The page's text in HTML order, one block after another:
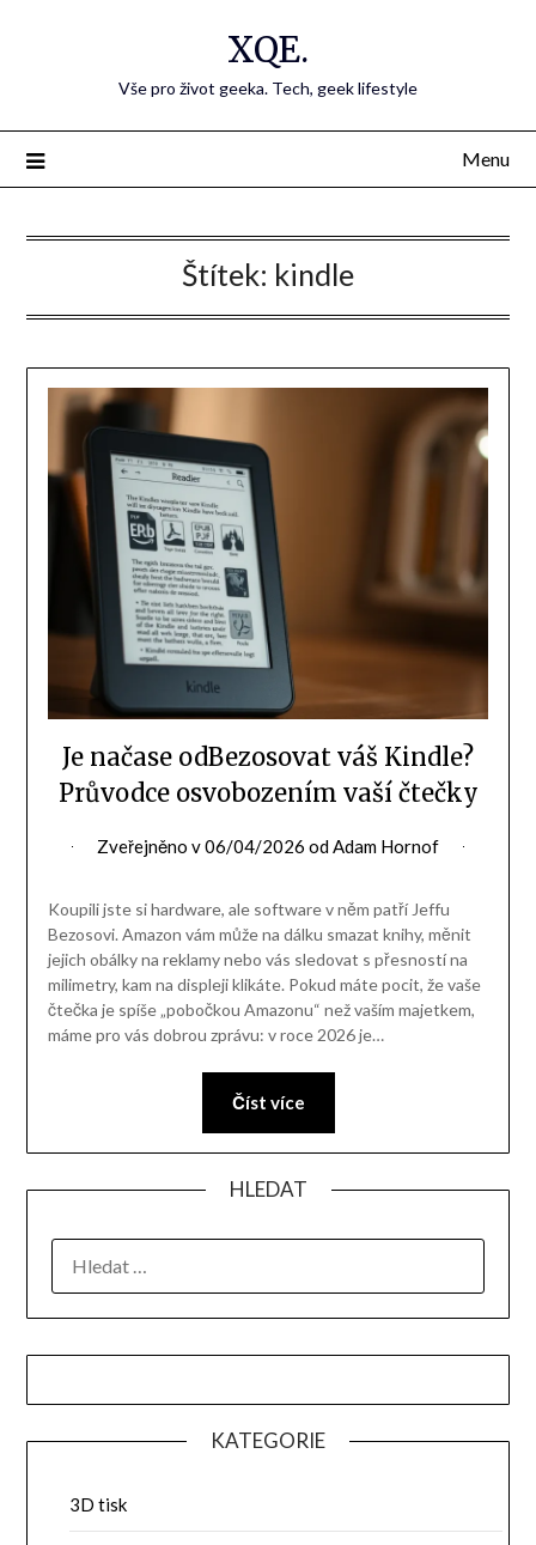
XQE.
Vše pro život geeka. Tech, geek lifestyle
Menu
Štítek: kindle
Je načase odBezosovat váš Kindle?
Průvodce osvobozením vaší čtečky
Zveřejněno v06/04/2026 odAdam Hornof
Koupili jste si hardware, ale software v něm patří Jeffu
Bezosovi. Amazon vám může na dálku smazat knihy, měnit
jejich obálky na reklamy nebo vás sledovat s přesností na
milimetry, kam na displeji klikáte. Pokud máte pocit, že vaše
čtečka je spíše „pobočkou Amazonu“ než vaším majetkem,
máme pro vás dobrou zprávu: v roce 2026 je…
Číst více
HLEDAT
KATEGORIE
3D tisk